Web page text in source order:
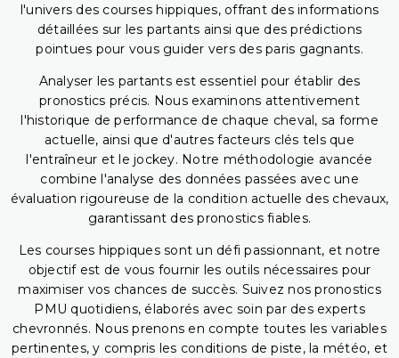
l'univers des courses hippiques, offrant des informations
détaillées sur les partants ainsi que des prédictions
pointues pour vous guider vers des paris gagnants.
Analyser les partants est essentiel pour établir des
pronostics précis. Nous examinons attentivement
l'historique de performance de chaque cheval, sa forme
actuelle, ainsi que d'autres facteurs clés tels que
l'entraîneur et le jockey. Notre méthodologie avancée
combine l'analyse des données passées avec une
évaluation rigoureuse de la condition actuelle des chevaux,
garantissant des pronostics fiables.
Les courses hippiques sont un défi passionnant, et notre
objectif est de vous fournir les outils nécessaires pour
maximiser vos chances de succès. Suivez nos pronostics
PMU quotidiens, élaborés avec soin par des experts
chevronnés. Nous prenons en compte toutes les variables
pertinentes, y compris les conditions de piste, la météo, et